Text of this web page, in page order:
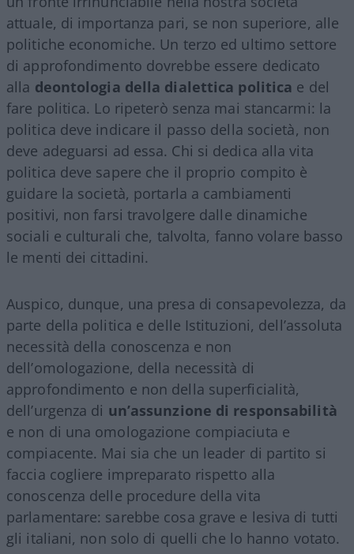
attuale, di importanza pari, se non superiore, alle
politiche economiche. Un terzo ed ultimo settore
di approfondimento dovrebbe essere dedicato
alla deontologia della dialettica politica e del
fare politica. Lo ripeterò senza mai stancarmi: la
politica deve indicare il passo della società, non
deve adeguarsi ad essa. Chi si dedica alla vita
politica deve sapere che il proprio compito è
guidare la società, portarla a cambiamenti
positivi, non farsi travolgere dalle dinamiche
sociali e culturali che, talvolta, fanno volare basso
le menti dei cittadini.
Auspico, dunque, una presa di consapevolezza, da
parte della politica e delle Istituzioni, dell’assoluta
necessità della conoscenza e non
dell’omologazione, della necessità di
approfondimento e non della superficialità,
dell’urgenza di un’assunzione di responsabilità
e non di una omologazione compiaciuta e
compiacente. Mai sia che un leader di partito si
faccia cogliere impreparato rispetto alla
conoscenza delle procedure della vita
parlamentare: sarebbe cosa grave e lesiva di tutti
gli italiani, non solo di quelli che lo hanno votato.